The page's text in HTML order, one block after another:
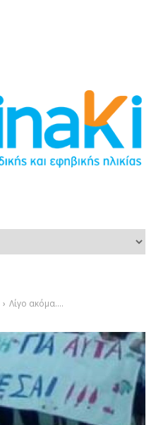
› Λίγο ακόμα….